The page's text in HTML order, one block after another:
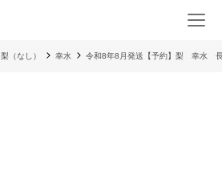
梨（なし） 幸水 令和8年8月発送【予約】梨 幸水